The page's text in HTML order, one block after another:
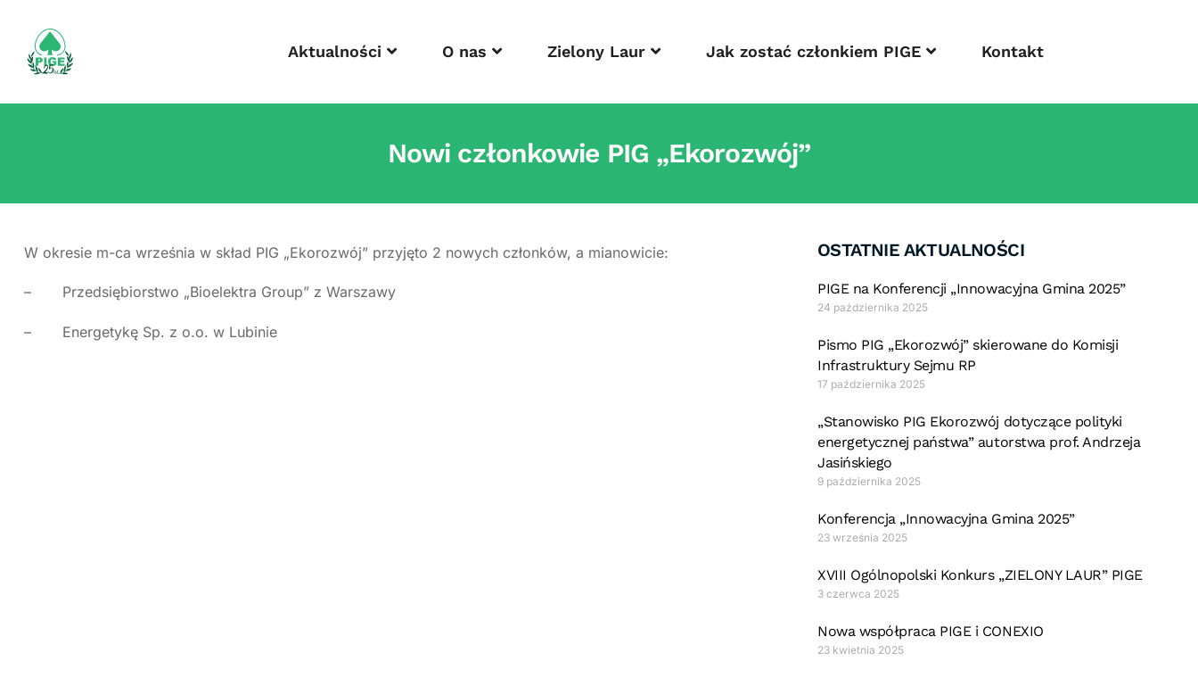
Aktualności O nas Zielony Laur Jak zostać członkiem PIGE Kontakt
Nowi członkowie PIG „Ekorozwój”
W okresie m-ca września w skład PIG „Ekorozwój” przyjęto 2 nowych członków, a mianowicie:
– Przedsiębiorstwo „Bioelektra Group” z Warszawy
– Energetykę Sp. z o.o. w Lubinie
OSTATNIE AKTUALNOŚCI
PIGE na Konferencji „Innowacyjna Gmina 2025”
24 października 2025
Pismo PIG „Ekorozwój” skierowane do Komisji
Infrastruktury Sejmu RP
17 października 2025
„Stanowisko PIG Ekorozwój dotyczące polityki
energetycznej państwa” autorstwa prof. Andrzeja
Jasińskiego
9 października 2025
Konferencja „Innowacyjna Gmina 2025”
23 września 2025
XVIII Ogólnopolski Konkurs „ZIELONY LAUR” PIGE
3 czerwca 2025
Nowa współpraca PIGE i CONEXIO
23 kwietnia 2025